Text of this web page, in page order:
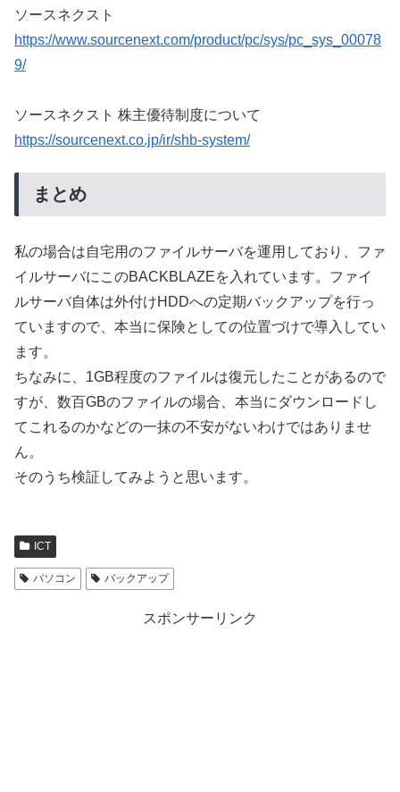
ソースネクスト
https://www.sourcenext.com/product/pc/sys/pc_sys_00078
9/
ソースネクスト 株主優待制度について
https://sourcenext.co.jp/ir/shb-system/
まとめ
私の場合は自宅用のファイルサーバを運用しており、ファ
イルサーバにこのBACKBLAZEを入れています。ファイ
ルサーバ自体は外付けHDDへの定期バックアップを行っ
ていますので、本当に保険としての位置づけで導入してい
ます。
ちなみに、1GB程度のファイルは復元したことがあるので
すが、数百GBのファイルの場合、本当にダウンロードし
てこれるのかなどの一抹の不安がないわけではありませ
ん。
そのうち検証してみようと思います。
ICT
パソコン バックアップ
スポンサーリンク